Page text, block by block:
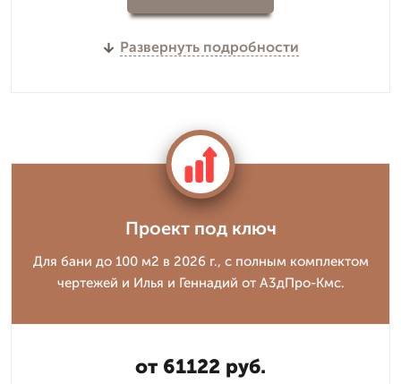
Развернуть подробности
Проект под ключ
Для бани до 100 м2 в 2026 г., с полным комплектом
чертежей и Илья и Геннадий от А3дПро-Кмс.
от 61122 руб.